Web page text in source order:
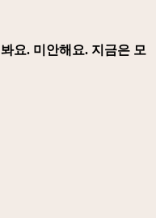
요. 미안해요. 지금은 모